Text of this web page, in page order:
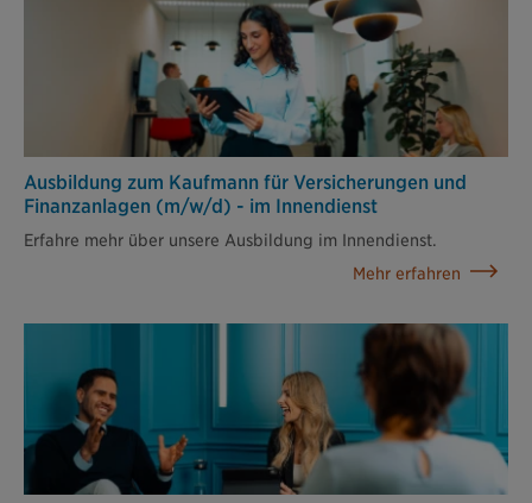
Ausbildung zum Kaufmann für Versicherungen und
Finanzanlagen (m/w/d) - im Innendienst
Erfahre mehr über unsere Ausbildung im Innendienst.
Mehr erfahren